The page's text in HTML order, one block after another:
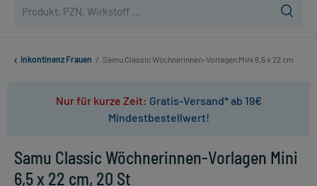
Inkontinenz Frauen / Samu Classic Wöchnerinnen-Vorlagen Mini 6,5 x 22 cm
Nur für kurze Zeit: Gratis-Versand* ab 19€
Mindestbestellwert!
Samu Classic Wöchnerinnen-Vorlagen Mini
6,5 x 22 cm, 20 St